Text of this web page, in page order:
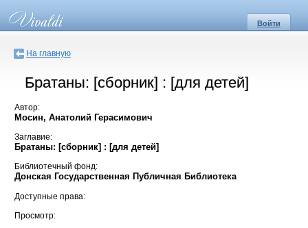
Войти
На главную
Братаны: [сборник] : [для детей]
Автор:
Мосин, Анатолий Герасимович
Заглавие:
Братаны: [сборник] : [для детей]
Библиотечный фонд:
Донская Государственная Публичная Библиотека
Доступные права:
Просмотр: